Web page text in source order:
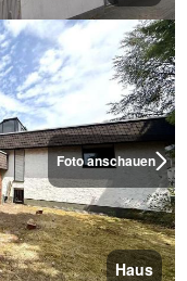
Foto anschauen
Haus